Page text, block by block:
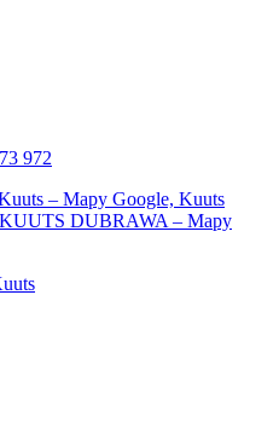
972
– Mapy Google, Kuuts
KUUTS DUBRAWA – Mapy